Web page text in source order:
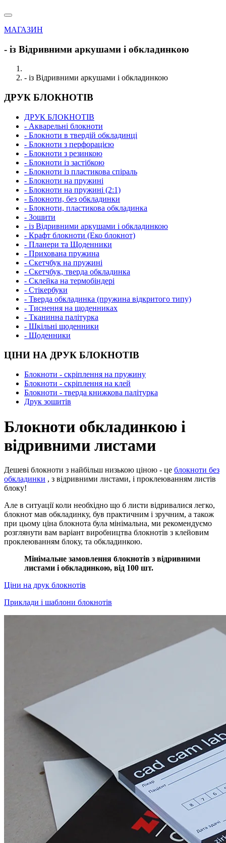
МАГАЗИН
- із Відривними аркушами і обкладинкою
- із Відривними аркушами і обкладинкою
ДРУК БЛОКНОТІВ
ДРУК БЛОКНОТІВ
- Акварельні блокноти
- Блокноти в твердій обкладинці
- Блокноти з перфорацією
- Блокноти з резинкою
- Блокноти із застібкою
- Блокноти із пластикова спіраль
- Блокноти на пружині
- Блокноти на пружині (2:1)
- Блокноти, без обкладинки
- Блокноти, пластикова обкладинка
- Зошити
- із Відривними аркушами і обкладинкою
- Крафт блокноти (Еко блокнот)
- Планери та Щоденники
- Прихована пружина
- Скетчбук на пружині
- Скетчбук, тверда обкладинка
- Склейка на термобіндері
- Стікербуки
- Тверда обкладинка (пружина відкритого типу)
- Тиснення на щоденниках
- Тканинна палітурка
- Шкільні щоденники
- Щоденники
ЦІНИ НА ДРУК БЛОКНОТІВ
Блокноти - скріплення на пружину
Блокноти - скріплення на клей
Блокноти - тверда книжкова палітурка
Друк зошитів
Блокноти обкладинкою і
відривними листами
Дешеві блокноти з найбільш низькою ціною - це блокноти без
обкладинки , з відривними листами, і проклеюванням листів
блоку!
Але в ситуації коли необхідно що б листи відривалися легко,
блокнот мав обкладинку, був практичним і зручним, а також
при цьому ціна блокнота була мінімальна, ми рекомендуємо
розглянути вам варіант виробництва блокнотів з клейовим
проклеюванням блоку, та обкладинкою.
Мінімальне замовлення блокнотів з відривними
листами і обкладинкою, від 100 шт.
Ціни на друк блокнотів
Приклади і шаблони блокнотів